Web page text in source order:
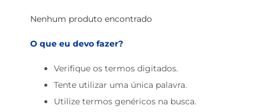
Nenhum produto encontrado
O que eu devo fazer?
Verifique os termos digitados.
Tente utilizar uma única palavra.
Utilize termos genéricos na busca.
leite pó
macarrão